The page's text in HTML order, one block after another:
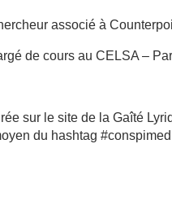
associé à
de cours au CELSA –
sur le site de la Gaîté
du hashtag